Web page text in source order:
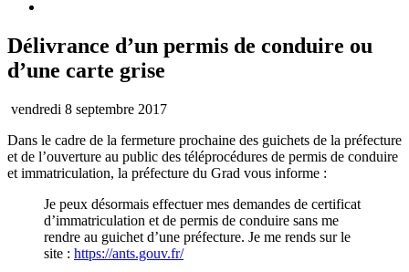
Délivrance d’un permis de conduire ou
d’une carte grise
vendredi 8 septembre 2017
Dans le cadre de la fermeture prochaine des guichets de la préfecture
et de l’ouverture au public des téléprocédures de permis de conduire
et immatriculation, la préfecture du Grad vous informe :
Je peux désormais effectuer mes demandes de certificat
d’immatriculation et de permis de conduire sans me
rendre au guichet d’une préfecture. Je me rends sur le
site : https://ants.gouv.fr/